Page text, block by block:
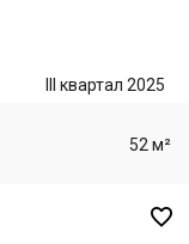
III квартал 2025
52 м²
